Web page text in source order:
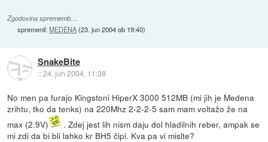
Zgodovina sprememb…
spremenil:MEDENA(23. jun 2004 ob 19:40)
SnakeBite
::24. jun 2004, 11:38
No men pa furajo Kingstoni HiperX 3000 512MB (mi jih je Medena
zrihtu, tko da tenks) na 220Mhz 2-2-2-5 sam mam voltažo že na
max (2.9V)
. Zdej jest lih nism daju dol hladilnih reber, ampak se
mi zdi da bi bli lahko kr BH5 čipi. Kva pa vi mislte?